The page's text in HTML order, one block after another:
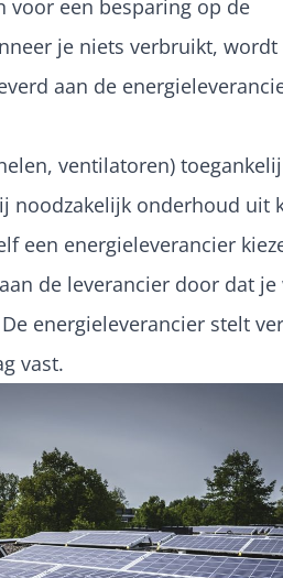
voor een besparing op de
je niets verbruikt, wordt
aan de
ventilatoren)
noodzakelijk onderhoud uit
een energieleverancier
de leverancier door dat
energieleverancier stelt
vast.